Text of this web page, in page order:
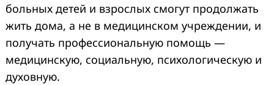
больных детей и взрослых смогут продолжать
жить дома, а не в медицинском учреждении, и
получать профессиональную помощь —
медицинскую, социальную, психологическую и
духовную.